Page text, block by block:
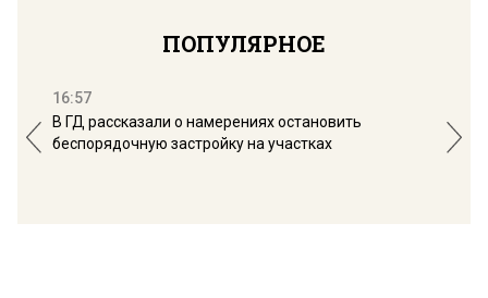
ПОПУЛЯРНОЕ
16:57
В ГД рассказали о намерениях остановить
беспорядочную застройку на участках